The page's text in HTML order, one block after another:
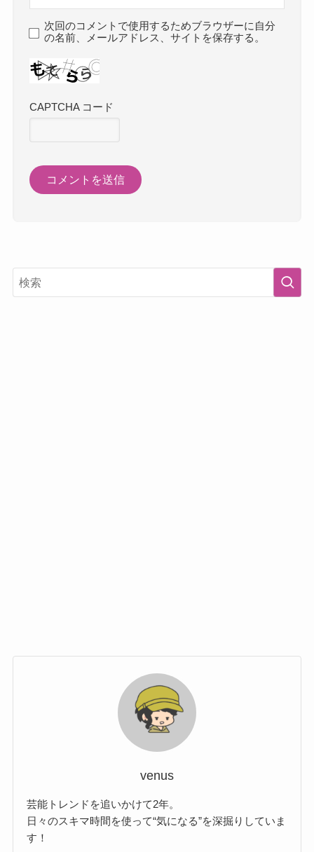
次回のコメントで使用するためブラウザーに自分
の名前、メールアドレス、サイトを保存する。
CAPTCHA コード
venus
芸能トレンドを追いかけて2年。
日々のスキマ時間を使って“気になる”を深掘りしていま
す！